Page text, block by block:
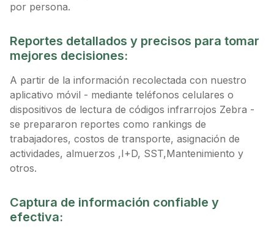
por persona.
Reportes detallados y precisos para tomar
mejores decisiones:
A partir de la información recolectada con nuestro
aplicativo móvil - mediante teléfonos celulares o
dispositivos de lectura de códigos infrarrojos Zebra -
se prepararon reportes como rankings de
trabajadores, costos de transporte, asignación de
actividades, almuerzos ,I+D, SST,Mantenimiento y
otros.
Captura de información confiable y
efectiva: